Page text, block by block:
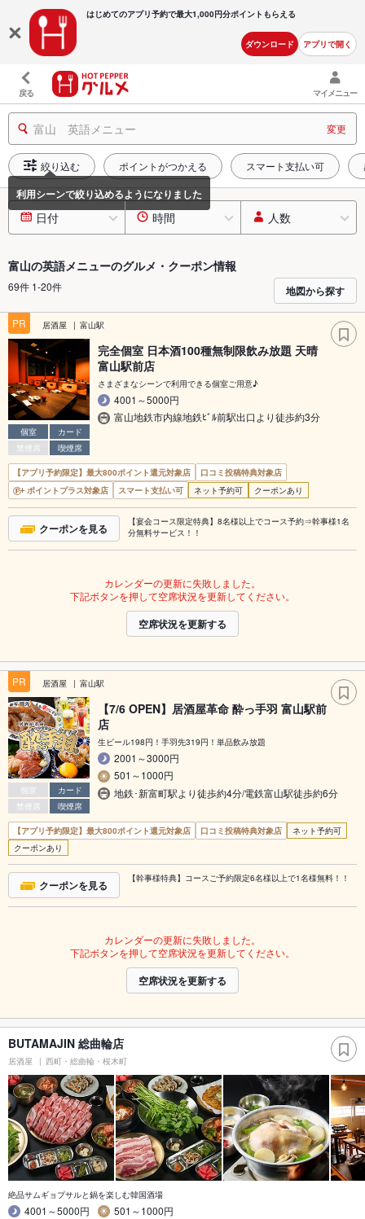
はじめてのアプリ予約で最大1,000円分ポイントもらえる
ダウンロード アプリで開く
戻る マイメニュー
富山 英語メニュー 変更
絞り込む ポイントがつかえる スマート支払い可
日付 時間 人数
富山の英語メニューのグルメ・クーポン情報
69件 1-20件 地図から探す
PR 居酒屋 富山駅
個室
カード
禁煙席
喫煙席
完全個室 日本酒100種無制限飲み放題 天晴
富山駅前店
さまざまなシーンで利用できる個室ご用意♪
4001～5000円
富山地鉄市内線地鉄ﾋﾞﾙ前駅出口より徒歩約3分
【アプリ予約限定】最大800ポイント還元対象店
口コミ投稿特典対象店
ポイントプラス対象店
スマート支払い可 ネット予約可 クーポンあり
クーポンを見る
【宴会コース限定特典】8名様以上でコース予約⇒幹事様1名
分無料サービス！！
カレンダーの更新に失敗しました。
下記ボタンを押して空席状況を更新してください。
空席状況を更新する
PR 居酒屋 富山駅
個室
カード
禁煙席
喫煙席
【7/6 OPEN】居酒屋革命 酔っ手羽 富山駅前
店
生ビール198円！手羽先319円！単品飲み放題
2001～3000円
501～1000円
地鉄･新富町駅より徒歩約4分/電鉄富山駅徒歩約6分
【アプリ予約限定】最大800ポイント還元対象店 口コミ投稿特典対象店
ネット予約可
クーポンあり
クーポンを見る 【幹事様特典】コースご予約限定6名様以上で1名様無料！！
カレンダーの更新に失敗しました。
下記ボタンを押して空席状況を更新してください。
空席状況を更新する
BUTAMAJIN 総曲輪店
居酒屋 西町・総曲輪・桜木町
絶品サムギョプサルと鍋を楽しむ韓国酒場
4001～5000円
501～1000円